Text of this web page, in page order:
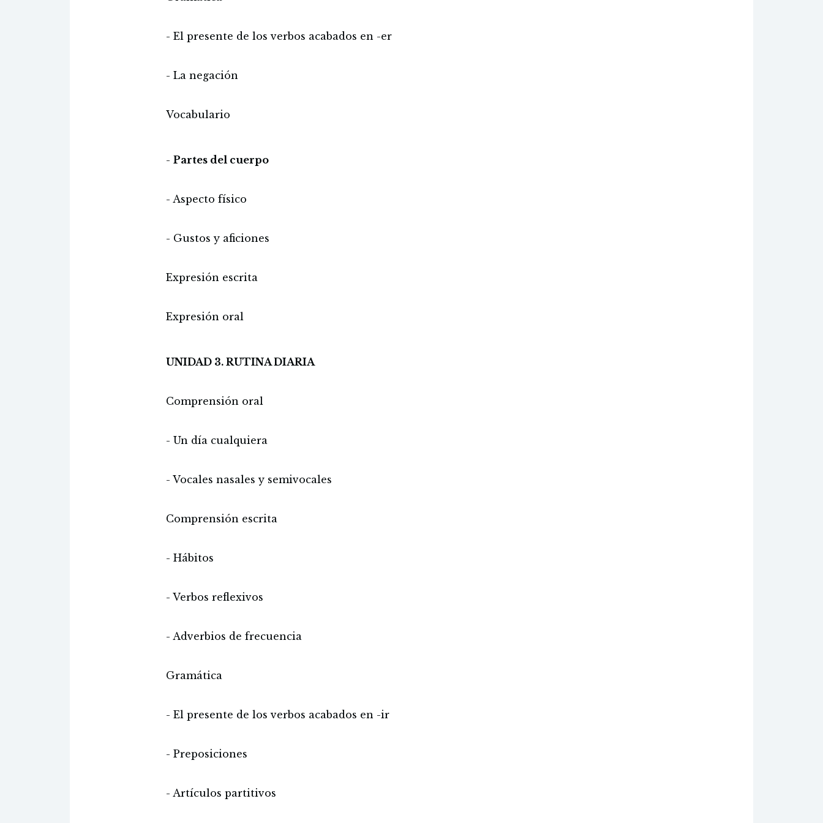
- El presente de los verbos acabados en -er
- La negación
Vocabulario
-Partes del cuerpo
- Aspecto físico
- Gustos y aficiones
Expresión escrita
Expresión oral
UNIDAD 3. RUTINA DIARIA
Comprensión oral
- Un día cualquiera
- Vocales nasales y semivocales
Comprensión escrita
- Hábitos
- Verbos reflexivos
- Adverbios de frecuencia
Gramática
- El presente de los verbos acabados en -ir
- Preposiciones
- Artículos partitivos